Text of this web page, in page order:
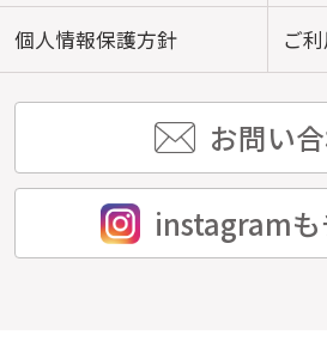
個人情報保護方針
ご
お問い
instagramも